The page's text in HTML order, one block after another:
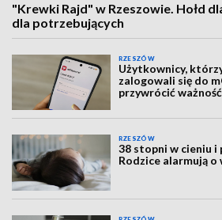
"Krewki Rajd" w Rzeszowie. Hołd
dla potrzebujących
RZESZÓW
Użytkownicy,
zalogowali się do
przywrócić
RZESZÓW
38 stopni w cieniu i
Rodzice alarmują